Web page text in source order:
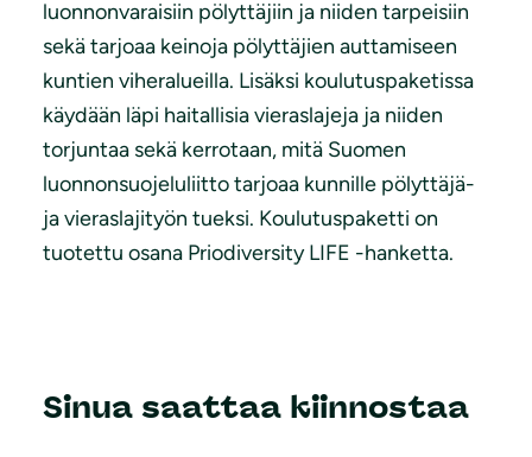
luonnonvaraisiin pölyttäjiin ja niiden tarpeisiin
sekä tarjoaa keinoja pölyttäjien auttamiseen
kuntien viheralueilla. Lisäksi koulutuspaketissa
käydään läpi haitallisia vieraslajeja ja niiden
torjuntaa sekä kerrotaan, mitä Suomen
luonnonsuojeluliitto tarjoaa kunnille pölyttäjä-
ja vieraslajityön tueksi. Koulutuspaketti on
tuotettu osana Priodiversity LIFE -hanketta.
Sinua saattaa kiinnostaa